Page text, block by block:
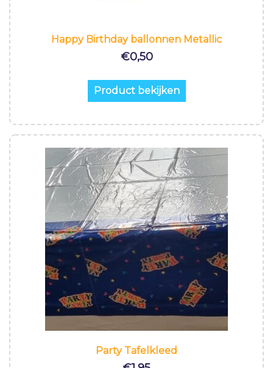
Happy Birthday ballonnen Metallic
€0,50
Product bekijken
Party Tafelkleed